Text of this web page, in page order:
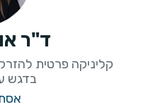
ד"ר
קליניקה פרטית
בדגש